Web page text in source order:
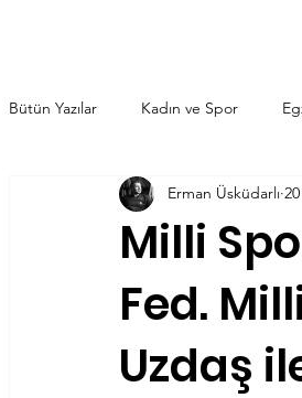
Bütün Yazılar Kadın ve Spor
Spor Söyleşileri Spor Filmleri
Antrenörlük Haftanın Ürünü
Milli
Fed.
Uzdaş
Erman Üsküdarlı